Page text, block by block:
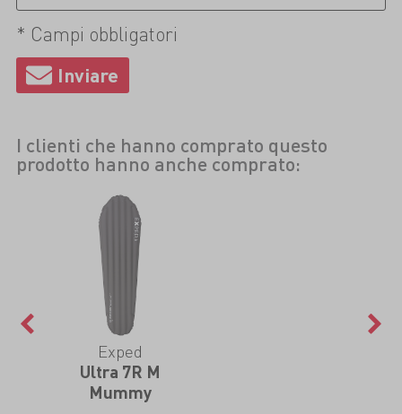
* Campi obbligatori
I clienti che hanno comprato questo
prodotto hanno anche comprato:
Exped
Ultra 7R M
Mummy